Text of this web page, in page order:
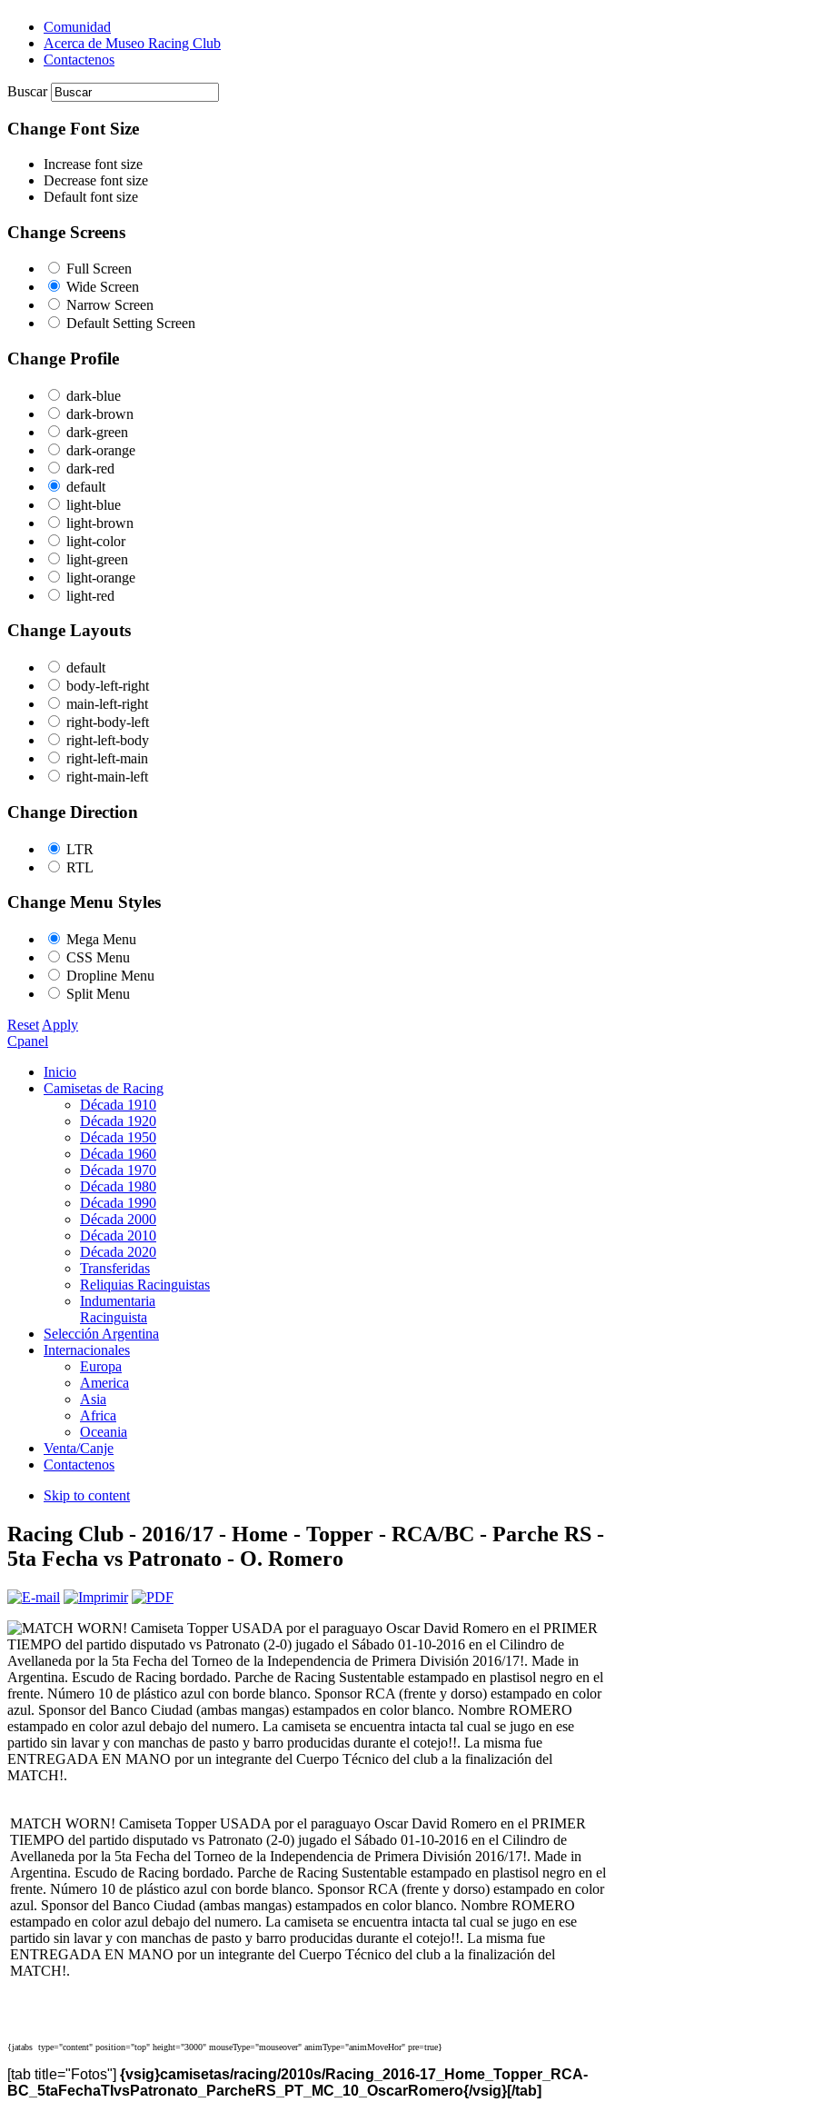
Comunidad
Acerca de Museo Racing Club
Contactenos
Buscar
Change Font Size
Increase font size
Decrease font size
Default font size
Change Screens
Full Screen
Wide Screen
Narrow Screen
Default Setting Screen
Change Profile
dark-blue
dark-brown
dark-green
dark-orange
dark-red
default
light-blue
light-brown
light-color
light-green
light-orange
light-red
Change Layouts
default
body-left-right
main-left-right
right-body-left
right-left-body
right-left-main
right-main-left
Change Direction
LTR
RTL
Change Menu Styles
Mega Menu
CSS Menu
Dropline Menu
Split Menu
Reset Apply
Cpanel
Inicio
Camisetas de Racing
Década 1910
Década 1920
Década 1950
Década 1960
Década 1970
Década 1980
Década 1990
Década 2000
Década 2010
Década 2020
Transferidas
Reliquias Racinguistas
Indumentaria
Racinguista
Selección Argentina
Internacionales
Europa
America
Asia
Africa
Oceania
Venta/Canje
Contactenos
Skip to content
Racing Club - 2016/17 - Home - Topper - RCA/BC - Parche RS -
5ta Fecha vs Patronato - O. Romero
MATCH WORN! Camiseta Topper USADA por el paraguayo Oscar David Romero en el PRIMER
TIEMPO del partido disputado vs Patronato (2-0) jugado el Sábado 01-10-2016 en el Cilindro de
Avellaneda por la 5ta Fecha del Torneo de la Independencia de Primera División 2016/17!. Made in
Argentina. Escudo de Racing bordado. Parche de Racing Sustentable estampado en plastisol negro en el
frente. Número 10 de plástico azul con borde blanco. Sponsor RCA (frente y dorso) estampado en color
azul. Sponsor del Banco Ciudad (ambas mangas) estampados en color blanco. Nombre ROMERO
estampado en color azul debajo del numero. La camiseta se encuentra intacta tal cual se jugo en ese
partido sin lavar y con manchas de pasto y barro producidas durante el cotejo!!. La misma fue
ENTREGADA EN MANO por un integrante del Cuerpo Técnico del club a la finalización del
MATCH!.
{jatabs type="content" position="top" height="3000" mouseType="mouseover" animType="animMoveHor" pre=true}
[tab title="Fotos"] {vsig}camisetas/racing/2010s/Racing_2016-17_Home_Topper_RCA-
BC_5taFechaTIvsPatronato_ParcheRS_PT_MC_10_OscarRomero{/vsig}[/tab]